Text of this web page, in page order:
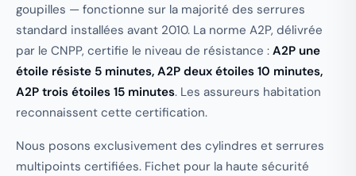
goupilles — fonctionne sur la majorité des serrures
standard installées avant 2010. La norme A2P, délivrée
par le CNPP, certifie le niveau de résistance : A2P une
étoile résiste 5 minutes, A2P deux étoiles 10 minutes,
A2P trois étoiles 15 minutes. Les assureurs habitation
reconnaissent cette certification.
Nous posons exclusivement des cylindres et serrures
multipoints certifiées. Fichet pour la haute sécurité